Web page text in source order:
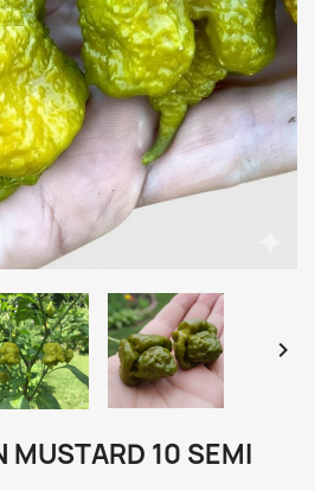

MUSTARD 10 SEMI